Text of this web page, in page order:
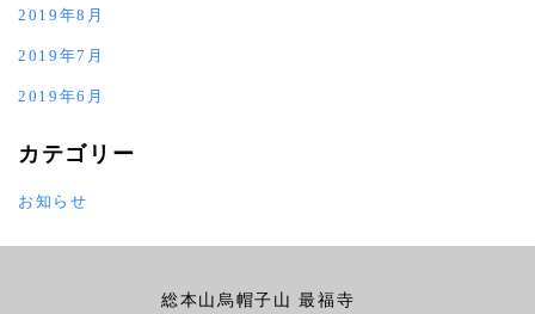
2019年8月
2019年7月
2019年6月
カテゴリー
お知らせ
総本山烏帽子山 最福寺